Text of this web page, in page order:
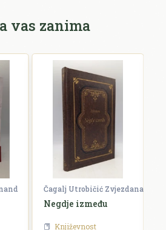
vas zanima
Čagalj Utrobičić Zvjezdana
Negdje između
Književnost